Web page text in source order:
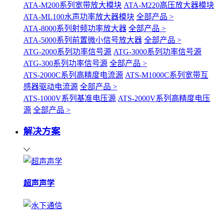
ATA-M200系列宽带放大模块 ATA-M220高压放大器模块
ATA-ML100水声功率放大器模块 全部产品 >
ATA-8000系列射频功率放大器 全部产品 >
ATA-5000系列前置微小信号放大器 全部产品 >
ATG-2000系列功率信号源 ATG-3000系列功率信号源
ATG-300系列功率信号源 全部产品 >
ATS-2000C系列高精度电流源 ATS-M1000C系列宽带互
感器驱动电流源 全部产品 >
ATS-1000V系列基准电压源 ATS-2000V系列高精度电压
源 全部产品 >
解决方案
超声声学